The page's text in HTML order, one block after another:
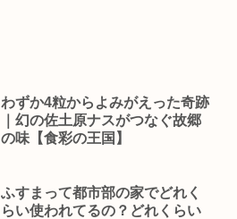
わずか4粒からよみがえった奇跡
｜幻の佐土原ナスがつなぐ故郷
の味【食彩の王国】
ふすまって都市部の家でどれく
らい使われてるの？どれくらい